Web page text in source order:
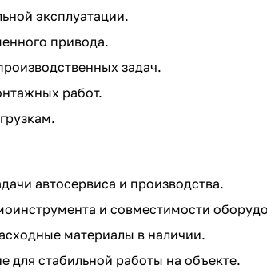
эксплуатации.
привода.
задач.
работ.
автосервиса и производства.
и совместимости
материалы в наличии.
для стабильной работы на объекте.